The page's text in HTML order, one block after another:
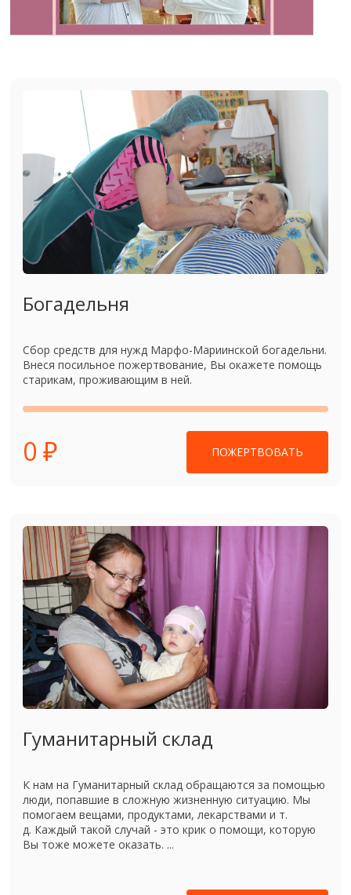
Богадельня
Сбор средств для нужд Марфо-Мариинской богадельни.
Внеся посильное пожертвование, Вы окажете помощь
старикам, проживающим в ней.
0 ₽ ПОЖЕРТВОВАТЬ
Гуманитарный склад
К нам на Гуманитарный склад обращаются за помощью
люди, попавшие в сложную жизненную ситуацию. Мы
помогаем вещами, продуктами, лекарствами и т.
д. Каждый такой случай - это крик о помощи, которую
Вы тоже можете оказать. ...